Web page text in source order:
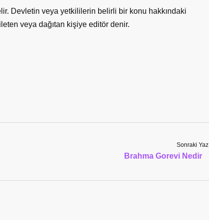
Devletin veya yetkililerin belirli bir konu hakkındaki
veya dağıtan kişiye editör denir.
Sonraki
Brahma Gorevi Nedir